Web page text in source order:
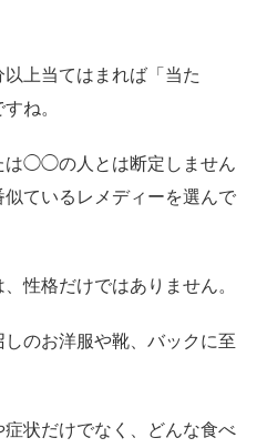
上当てはまれば「当た
ね。
は◯◯の人とは断定しません
ているレメディーを選んで
性格だけではありません。
のお洋服や靴、バックに至
状だけでなく、どんな食べ